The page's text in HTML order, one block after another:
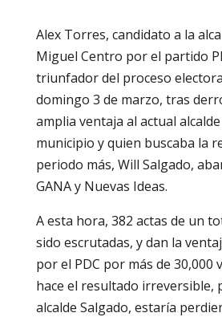
Alex Torres, candidato a la
Miguel Centro por el partido
triunfador del proceso
domingo 3 de marzo, tras
amplia ventaja al actual
municipio y quien buscaba la
periodo más, Will Salgado,
GANA y Nuevas Ideas.
A esta hora, 382 actas de un
sido escrutadas, y dan la
por el PDC por más de 30,000
hace el resultado irreversible,
alcalde Salgado, estaría